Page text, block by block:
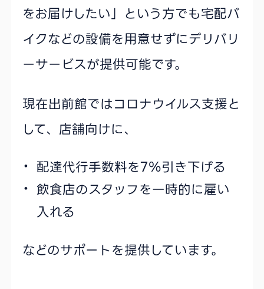
をお届けしたい」という方でも宅配バ
イクなどの設備を用意せずにデリバリ
ーサービスが提供可能です。
現在出前館ではコロナウイルス支援と
して、店舗向けに、
配達代行手数料を7％引き下げる
飲食店のスタッフを一時的に雇い
入れる
などのサポートを提供しています。